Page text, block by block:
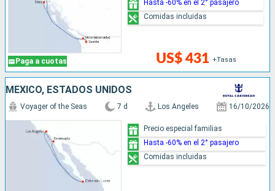
Paga a cuotas US$ 431 +Tasas
Hasta -60% en el 2° pasajero
Comidas incluidas
MÉXICO, ESTADOS UNIDOS
Voyager of the Seas 7 d Los Angeles 16/10/2026
Precio especial familias
Hasta -60% en el 2° pasajero
Comidas incluidas